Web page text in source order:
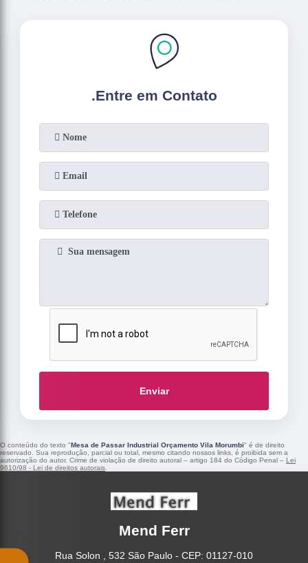
.Entre em Contato
Enviar
O conteúdo do texto "Mesa de Passar Industrial Orçamento Vila Morumbi" é de direito
reservado. Sua reprodução, parcial ou total, mesmo citando nossos links, é proibida sem a
autorização do autor. Crime de violação de direito autoral – artigo 184 do Código Penal – Lei
9610/98 - Lei de direitos autorais
Mend Ferr
Rua Solon , 532 São Paulo - CEP: 01127-010